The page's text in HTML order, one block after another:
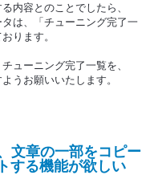
内容とのことでしたら、
は、「チューニング完了一
ります。
ューニング完了一覧を、
うお願いいたします。
文章の一部をコピー
する機能が欲しい